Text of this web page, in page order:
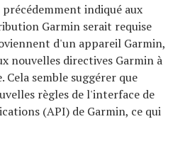
indiqué aux
Garmin serait requise
d'un appareil Garmin,
nouvelles directives Garmin à
semble suggérer que
règles de l'interface de
(API) de Garmin, ce qui